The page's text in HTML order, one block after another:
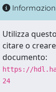
Utilizza
citare o
documento:
https://
24